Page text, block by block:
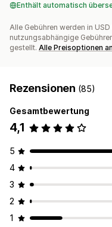
Enthält automatisch
Alle Gebühren werden in
nutzungsabhängige
gestellt. Alle Preisoptionen
Rezensionen (85)
Gesamtbewertung
4,1
5
4
3
2
1